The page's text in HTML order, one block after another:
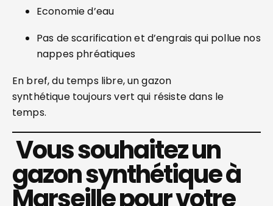
Economie d’eau
Pas de scarification et d’engrais qui pollue nos
nappes phréatiques
En bref, du temps libre, un gazon
synthétique toujours vert qui résiste dans le
temps.
Vous souhaitez un
gazon synthétique à
Marseille pour votre